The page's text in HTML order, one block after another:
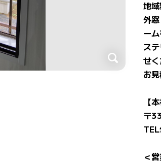
地
外
ー
ス
せく
お
【
〒
＜